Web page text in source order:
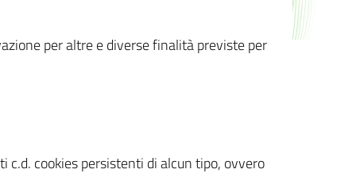
per altre e diverse finalità previste per
cookies persistenti di alcun tipo, ovvero